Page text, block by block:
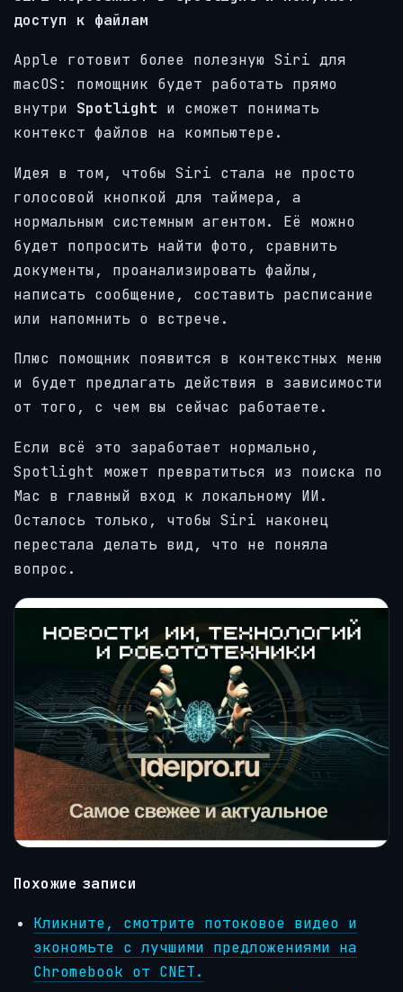
доступ к файлам
Apple готовит более полезную Siri для
macOS: помощник будет работать прямо
внутри Spotlight и сможет понимать
контекст файлов на компьютере.
Идея в том, чтобы Siri стала не просто
голосовой кнопкой для таймера, а
нормальным системным агентом. Её можно
будет попросить найти фото, сравнить
документы, проанализировать файлы,
написать сообщение, составить расписание
или напомнить о встрече.
Плюс помощник появится в контекстных меню
и будет предлагать действия в зависимости
от того, с чем вы сейчас работаете.
Если всё это заработает нормально,
Spotlight может превратиться из поиска по
Mac в главный вход к локальному ИИ.
Осталось только, чтобы Siri наконец
перестала делать вид, что не поняла
вопрос.
Похожие записи
Кликните, смотрите потоковое видео и
экономьте с лучшими предложениями на
Chromebook от CNET.